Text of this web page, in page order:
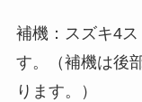
補機：スズキ4
す。（補機は後
ります。）